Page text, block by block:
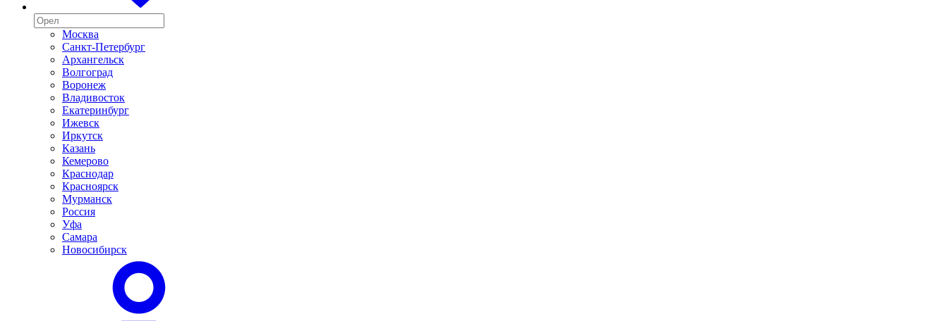
Москва
Санкт-Петербург
Архангельск
Волгоград
Воронеж
Владивосток
Екатеринбург
Ижевск
Иркутск
Казань
Кемерово
Краснодар
Красноярск
Мурманск
Россия
Уфа
Самара
Новосибирск